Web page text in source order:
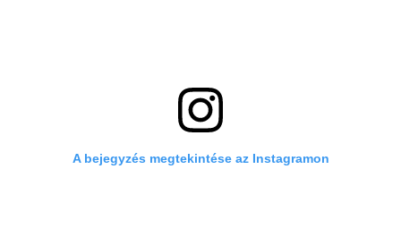
A bejegyzés megtekintése az Instagramon